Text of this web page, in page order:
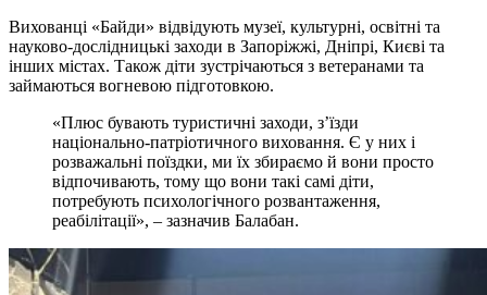
Вихованці «Байди» відвідують музеї, культурні, освітні та
науково-дослідницькі заходи в Запоріжжі, Дніпрі, Києві та
інших містах. Також діти зустрічаються з ветеранами та
займаються вогневою підготовкою.
«Плюс бувають туристичні заходи, з’їзди
національно-патріотичного виховання. Є у них і
розважальні поїздки, ми їх збираємо й вони просто
відпочивають, тому що вони такі самі діти,
потребують психологічного розвантаження,
реабілітації», – зазначив Балабан.